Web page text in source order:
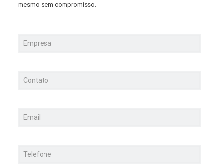
mesmo sem compromisso.